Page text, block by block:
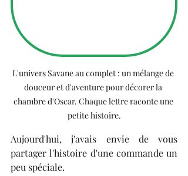
L'univers Savane au complet : un mélange de
douceur et d'aventure pour décorer la
chambre d'Oscar. Chaque lettre raconte une
petite histoire.
Aujourd'hui, j'avais envie de vous
partager l'histoire d'une commande un
peu spéciale.